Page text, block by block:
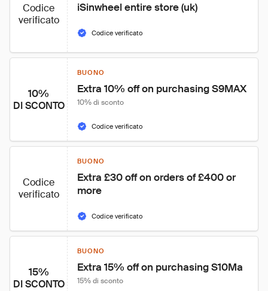
Codice
verificato
iSinwheel entire store (uk)
Codice verificato
10%
DI SCONTO
BUONO
Extra 10% off on purchasing S9MAX
10% di sconto
Codice verificato
Codice
verificato
BUONO
Extra £30 off on orders of £400 or
more
Codice verificato
15%
DI SCONTO
BUONO
Extra 15% off on purchasing S10Ma
15% di sconto